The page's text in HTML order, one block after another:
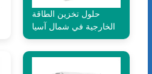
حلول تخزين الطاقة
الخارجية في شمال آسيا